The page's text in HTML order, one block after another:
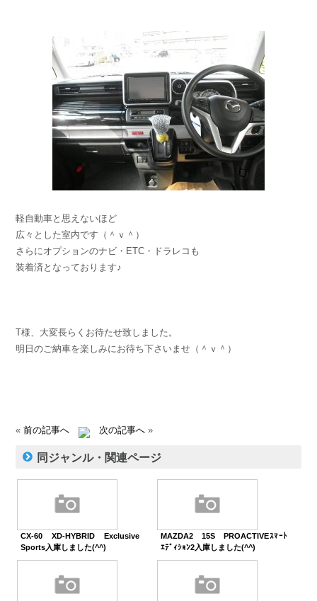
軽自動車と思えないほど
広々とした室内です（＾ｖ＾）
さらにオプションのナビ・ETC・ドラレコも
装着済となっております♪
T様、大変長らくお待たせ致しました。
明日のご納車を楽しみにお待ち下さいませ（＾ｖ＾）
«前の記事へ 次の記事へ »
同ジャンル・関連ページ
CX-60 XD-HYBRID Exclusive
Sports入庫しました(^^)
MAZDA2 15S PROACTIVEｽﾏｰﾄ
ｴﾃﾞｨｼｮﾝ2入庫しました(^^)